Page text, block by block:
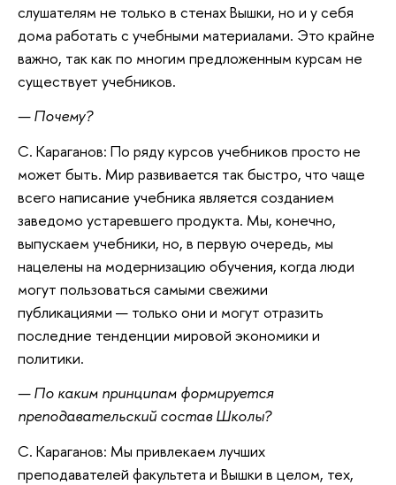
слушателям не только в стенах Вышки, но и у себя
дома работать с учебными материалами. Это крайне
важно, так как по многим предложенным курсам не
существует учебников.
— Почему?
С. Караганов: По ряду курсов учебников просто не
может быть. Мир развивается так быстро, что чаще
всего написание учебника является созданием
заведомо устаревшего продукта. Мы, конечно,
выпускаем учебники, но, в первую очередь, мы
нацелены на модернизацию обучения, когда люди
могут пользоваться самыми свежими
публикациями — только они и могут отразить
последние тенденции мировой экономики и
политики.
— По каким принципам формируется
преподавательский состав Школы?
С. Караганов: Мы привлекаем лучших
преподавателей факультета и Вышки в целом, тех,